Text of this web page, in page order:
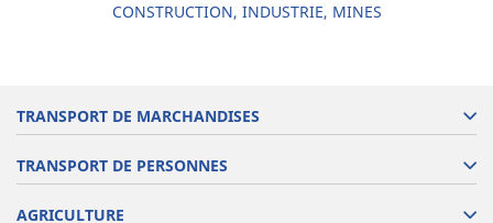
CONSTRUCTION, INDUSTRIE, MINES
TRANSPORT DE MARCHANDISES
TRANSPORT DE PERSONNES
AGRICULTURE